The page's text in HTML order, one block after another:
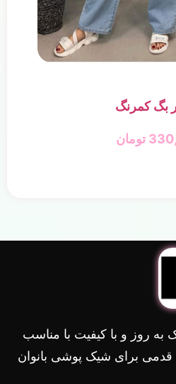
بگ کمرنگ
تومان
به روز و با کیفیت با مناسب
برای شیک پوشی بانوان